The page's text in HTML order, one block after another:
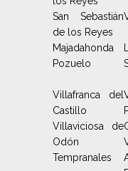
San Sebastián
de los Reyes
Majadahonda
Pozuelo
Villafranca del
Castillo
Villaviciosa de
Odón
Tempranales